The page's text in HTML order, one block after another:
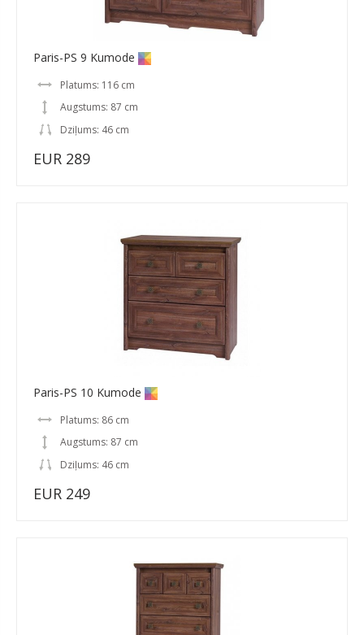
Paris-PS 9 Kumode
Platums: 116 cm
Augstums: 87 cm
Dziļums: 46 cm
EUR 289
Paris-PS 10 Kumode
Platums: 86 cm
Augstums: 87 cm
Dziļums: 46 cm
EUR 249